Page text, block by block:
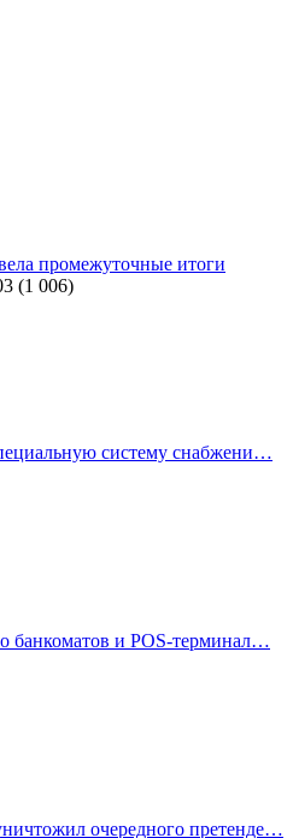
промежуточные итоги
(1 006)
систему снабжени…
банкоматов и POS-терминал…
очередного претенде…